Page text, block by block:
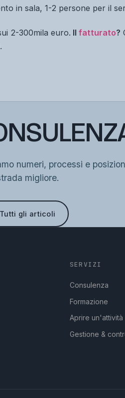
in sala, 1-2 persone per il
2-300mila euro. Il fatturato?
numeri, processi e
migliore.
gli articoli
SERVIZI
Consulenza
Formazione
Aprire un'attività
Gestione &